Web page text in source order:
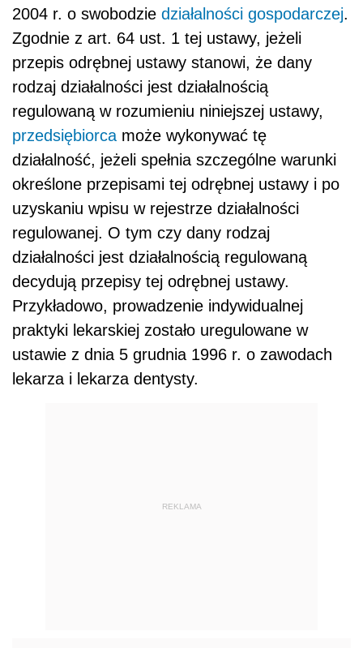
2004 r. o swobodzie działalności gospodarczej.
Zgodnie z art. 64 ust. 1 tej ustawy, jeżeli
przepis odrębnej ustawy stanowi, że dany
rodzaj działalności jest działalnością
regulowaną w rozumieniu niniejszej ustawy,
przedsiębiorca może wykonywać tę
działalność, jeżeli spełnia szczególne warunki
określone przepisami tej odrębnej ustawy i po
uzyskaniu wpisu w rejestrze działalności
regulowanej. O tym czy dany rodzaj
działalności jest działalnością regulowaną
decydują przepisy tej odrębnej ustawy.
Przykładowo, prowadzenie indywidualnej
praktyki lekarskiej zostało uregulowane w
ustawie z dnia 5 grudnia 1996 r. o zawodach
lekarza i lekarza dentysty.
REKLAMA